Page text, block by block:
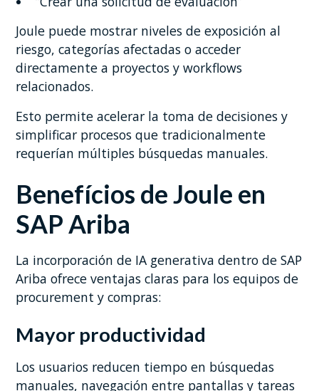
Joule puede mostrar niveles de exposición al
riesgo, categorías afectadas o acceder
directamente a proyectos y workflows
relacionados.
Esto permite acelerar la toma de decisiones y
simplificar procesos que tradicionalmente
requerían múltiples búsquedas manuales.
Benefícios de Joule en
SAP Ariba
La incorporación de IA generativa dentro de SAP
Ariba ofrece ventajas claras para los equipos de
procurement y compras:
Mayor productividad
Los usuarios reducen tiempo en búsquedas
manuales, navegación entre pantallas y tareas